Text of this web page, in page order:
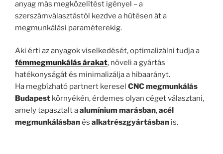
anyag más megközelítést igényel – a
szerszámválasztástól kezdve a hűtésen át a
megmunkálási paraméterekig.
Aki érti az anyagok viselkedését, optimalizálni tudja a
fémmegmunkálás árakat, növeli a gyártás
hatékonyságát és minimalizálja a hibaarányt.
Ha megbízható partnert keresel CNC megmunkálás
Budapest környékén, érdemes olyan céget választani,
amely tapasztalt aalumínium marásban,acél
megmunkálásbanés alkatrészgyártásban is.